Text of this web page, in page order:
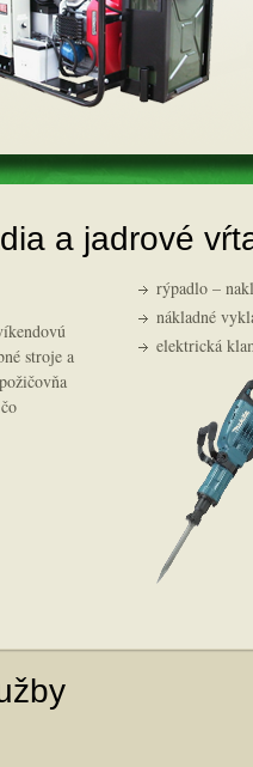
a jadrové
stroje a
rýpadlo –
nákladné
elektrická